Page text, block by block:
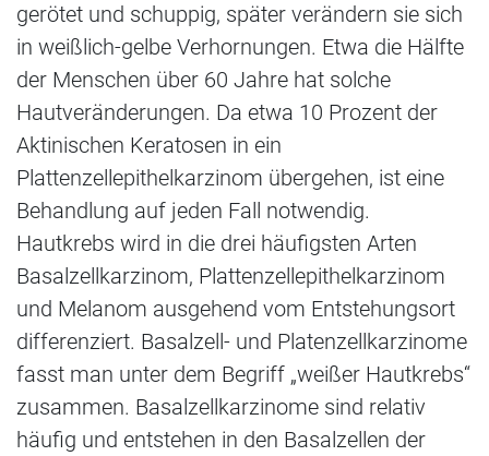
gerötet und schuppig, später verändern sie sich
in weißlich-gelbe Verhornungen. Etwa die Hälfte
der Menschen über 60 Jahre hat solche
Hautveränderungen. Da etwa 10 Prozent der
Aktinischen Keratosen in ein
Plattenzellepithelkarzinom übergehen, ist eine
Behandlung auf jeden Fall notwendig.
Hautkrebs wird in die drei häufigsten Arten
Basalzellkarzinom, Plattenzellepithelkarzinom
und Melanom ausgehend vom Entstehungsort
differenziert. Basalzell- und Platenzellkarzinome
fasst man unter dem Begriff „weißer Hautkrebs“
zusammen. Basalzellkarzinome sind relativ
häufig und entstehen in den Basalzellen der